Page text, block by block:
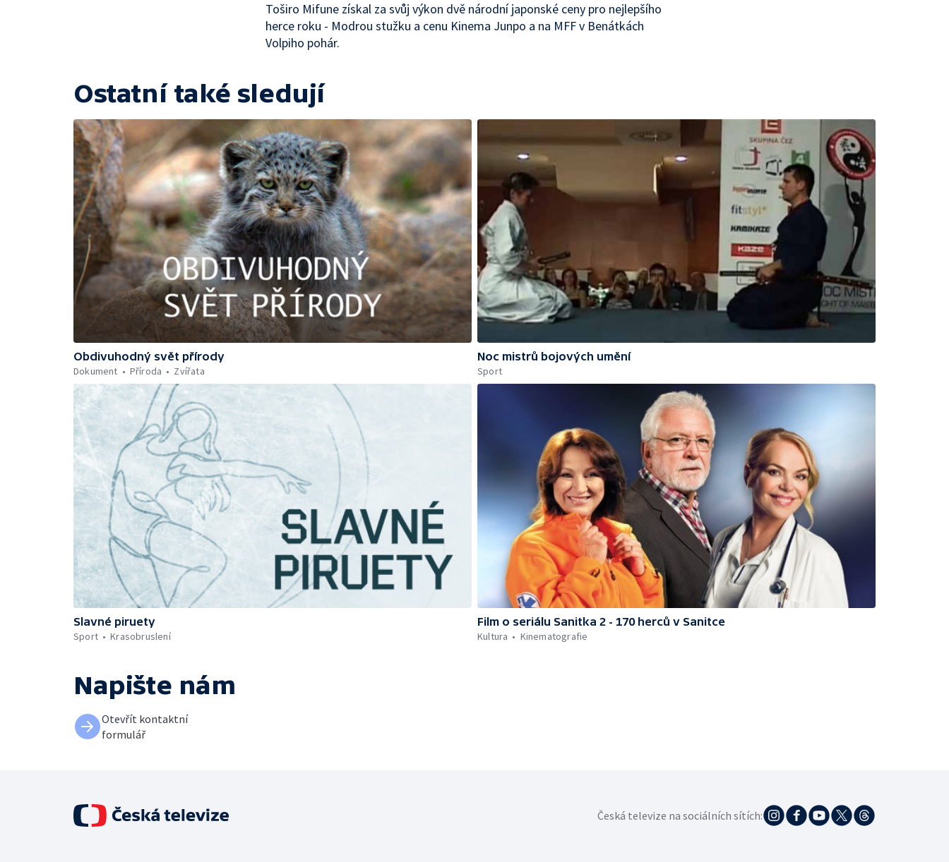
Toširo Mifune získal za svůj výkon dvě národní japonské ceny pro nejlepšího
herce roku - Modrou stužku a cenu Kinema Junpo a na MFF v Benátkách
Volpiho pohár.
Ostatní také sledují
Obdivuhodný svět přírody
Dokument
Příroda Zvířata
Noc mistrů bojových umění
Sport
Slavné piruety
Sport
Krasobruslení
Film o seriálu Sanitka 2 - 170 herců v Sanitce
Kultura
Kinematografie
Napište nám
Otevřít kontaktní
formulář
Česká televize na sociálních sítích: